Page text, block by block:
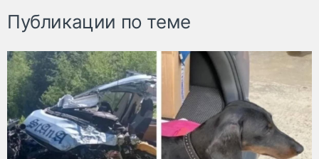
Публикации по теме